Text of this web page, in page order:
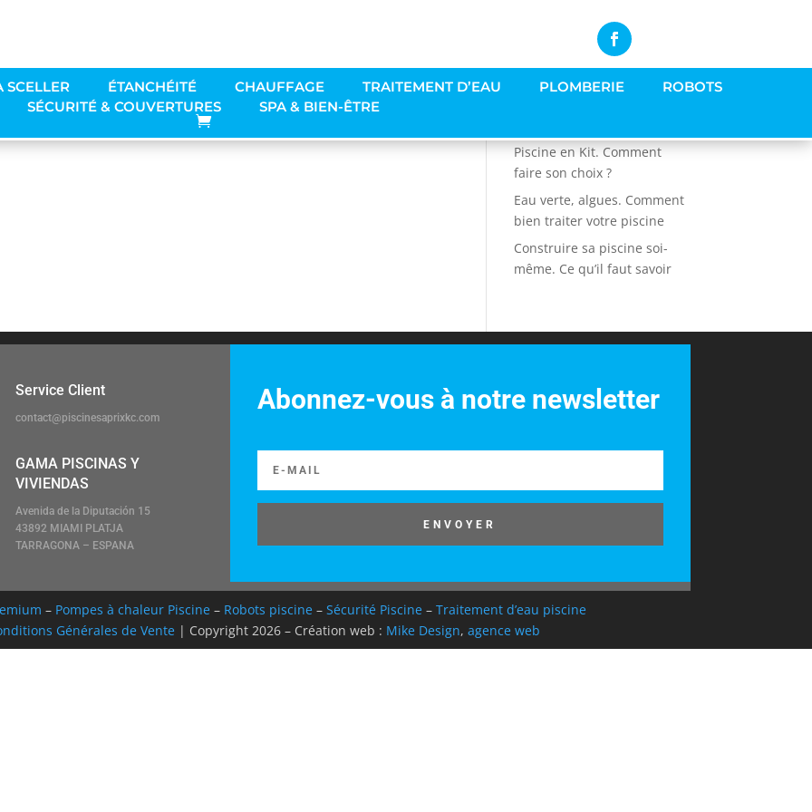
SCELLER ÉTANCHÉITÉ CHAUFFAGE TRAITEMENT D’EAU PLOMBERIE
ROBOTS
SÉCURITÉ & COUVERTURES
SPA & BIEN-ÊTRE
commerciale 2022
Piscine en Kit. Comment
faire son choix ?
Eau verte, algues. Comment
bien traiter votre piscine
Construire sa piscine soi-
même. Ce qu’il faut savoir
Service Client
contact@piscinesaprixkc.com
GAMA PISCINAS Y
VIVIENDAS
Avenida de la Diputación 15
43892 MIAMI PLATJA
TARRAGONA – ESPANA
Abonnez-vous à notre newsletter
ENVOYER
– Pompes à chaleur Piscine – Robots piscine – Sécurité Piscine – Traitement d’eau piscine
Générales de Vente| Copyright 2026 – Création web : Mike Design, agence web